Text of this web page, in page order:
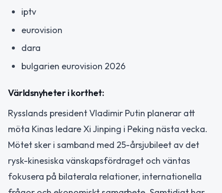
iptv
eurovision
dara
bulgarien eurovision 2026
Världsnyheter i korthet:
Rysslands president Vladimir Putin planerar att
möta Kinas ledare Xi Jinping i Peking nästa vecka.
Mötet sker i samband med 25-årsjubileet av det
rysk-kinesiska vänskapsfördraget och väntas
fokusera på bilaterala relationer, internationella